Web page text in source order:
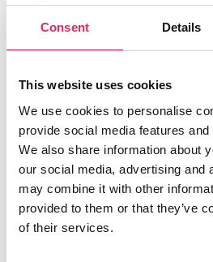
Consent Details
This website uses cookies
We use cookies to personalise
provide social media features
We also share information about
our social media, advertising and
may combine it with other
provided to them or that they’ve
of their services.
Applaus leverer viden, værktøjer
der hjælper kulturinstitutioner med
publikumsstrategi i
mission.